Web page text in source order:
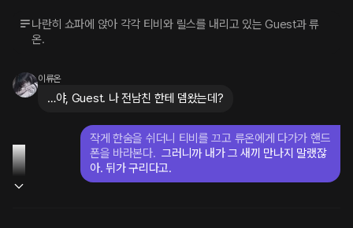
나란히 쇼파에 앉아 각각 티비와 릴스를 내리고 있는 Guest과 류
온.
이류온
…야, Guest. 나 전남친 한테 뎀왔는데?
작게 한숨을 쉬더니 티비를 끄고 류온에게 다가가 핸드
폰을 바라본다. 그러니까 내가 그 새끼 만나지 말랬잖
아. 뒤가 구리다고.